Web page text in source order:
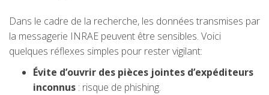
Dans le cadre de la recherche, les données transmises par
la messagerie INRAE peuvent être sensibles. Voici
quelques réflexes simples pour rester vigilant:
Évite d’ouvrir des pièces jointes d’expéditeurs
inconnus : risque de phishing.